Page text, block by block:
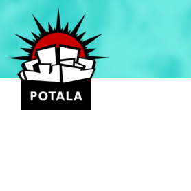
Přeskočit
obsah